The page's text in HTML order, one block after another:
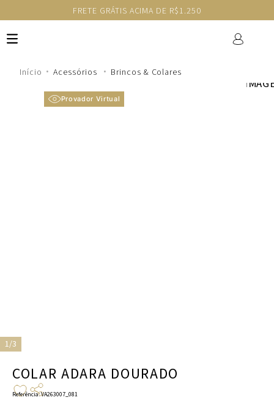
FRETE GRÁTIS ACIMA DE R$1.250
Acessórios Brincos & Colares
Provador Virtual
1/3
COLAR ADARA DOURADO
Referência:VA263007_081